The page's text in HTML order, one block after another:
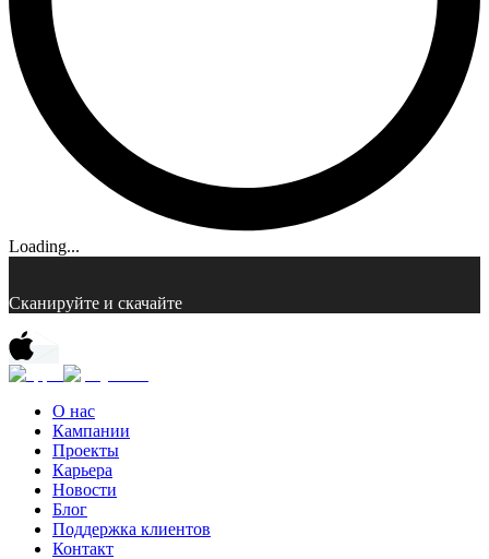
Loading...
Сканируйте и скачайте
О нас
Кампании
Проекты
Карьера
Новости
Блог
Поддержка клиентов
Контакт